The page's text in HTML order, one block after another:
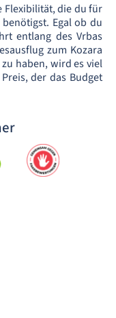
Flexibilität, die du für
Egal ob du
entlang des Vrbas
zum Kozara
haben, wird es viel
der das Budget